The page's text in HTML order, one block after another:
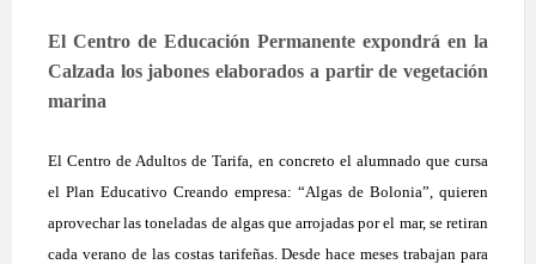
El Centro de Educación Permanente expondrá en la
Calzada los jabones elaborados a partir de vegetación
marina
El Centro de Adultos de Tarifa, en concreto el alumnado que cursa
el Plan Educativo Creando empresa: “Algas de Bolonia”, quieren
aprovechar las toneladas de algas que arrojadas por el mar, se retiran
cada verano de las costas tarifeñas. Desde hace meses trabajan para